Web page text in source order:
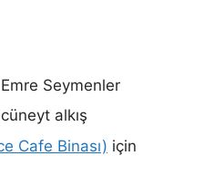
Emre Seymenler
cüneyt alkış
Cafe Binası) için